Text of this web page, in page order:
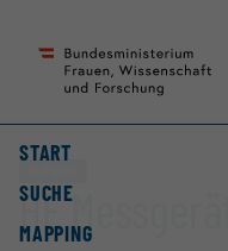
Seiteninhalt
Accesskey
Hauptnavigation
Accesskey
START
SUCHE
MAPPING
HF Messgeräte